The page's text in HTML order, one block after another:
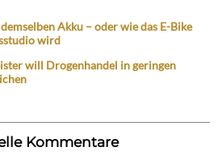
Akku – oder wie das E-Bike
wird
will Drogenhandel in geringen
Kommentare